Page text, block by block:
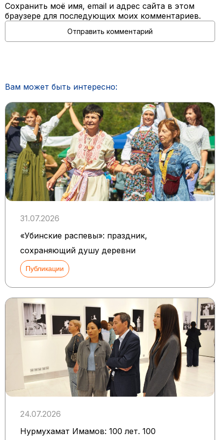
Сохранить моё имя, email и адрес сайта в этом
браузере для последующих моих комментариев.
Вам может быть интересно:
31.07.2026
«Убинские распевы»: праздник,
сохраняющий душу деревни
Публикации
24.07.2026
Нурмухамат Имамов: 100 лет. 100